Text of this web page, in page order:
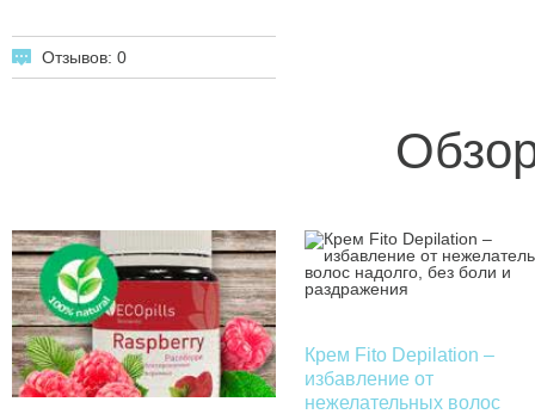
Отзывов: 0
Крем Fito Depilation –
избавление от
нежелательных волос